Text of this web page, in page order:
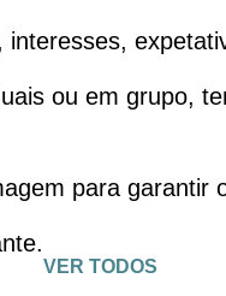
ou em grupo,
para garantir
VER TODOS